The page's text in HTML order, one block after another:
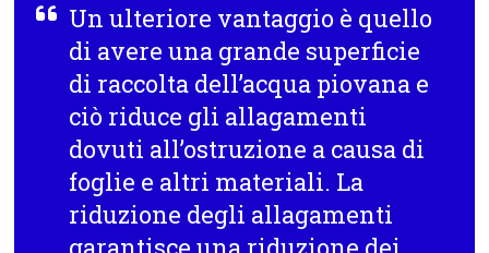
Un ulteriore vantaggio è quello
di avere una grande superficie
di raccolta dell’acqua piovana e
ciò riduce gli allagamenti
dovuti all’ostruzione a causa di
foglie e altri materiali. La
riduzione degli allagamenti
garantisce una riduzione dei